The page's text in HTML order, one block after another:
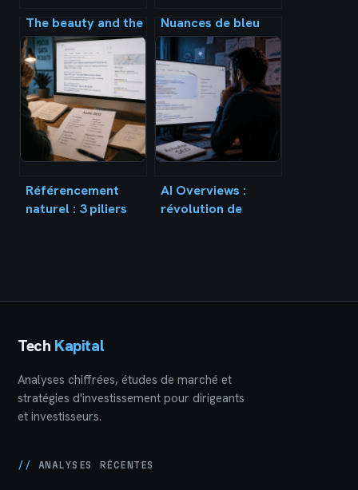
The beauty and the
geek blog : guide
complet pour
lancer et faire
rayonner votre
concept
Nuances de bleu
top 7 : inspirations,
codes et usages
déco
Référencement
naturel : 3 piliers
AI Overviews :
révolution de
?
Tech Kapital
Analyses chiffrées, études de marché et
stratégies d'investissement pour dirigeants
et investisseurs.
// ANALYSES RÉCENTES